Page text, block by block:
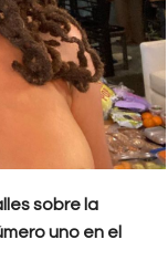
sobre la
uno en el